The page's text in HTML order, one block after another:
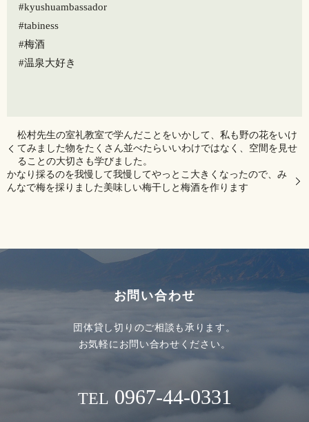
#kyushuambassador
#tabiness
#梅酒
#温泉大好き
松村先生の室礼教室で学んだことをいかして、私も野の花をいけ
てみました物をたくさん並べたらいいわけではなく、空間を見せ
ることの大切さも学びました。
かなり採るのを我慢して我慢してやっとこ大きくなったので、み
んなで梅を採りました美味しい梅干しと梅酒を作ります
お問い合わせ
団体貸し切りのご相談も承ります。
お気軽にお問い合わせください。
TEL 0967-44-0331